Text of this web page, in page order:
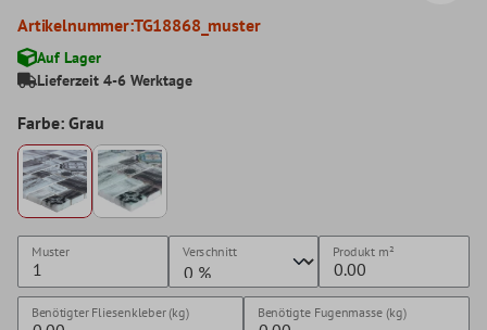
Artikelnummer:TG18868_muster
Auf Lager
Lieferzeit 4-6 Werktage
Farbe: Grau
Muster Verschnitt Produkt m²
Benötigter Fliesenkleber (kg) Benötigte Fugenmasse (kg)